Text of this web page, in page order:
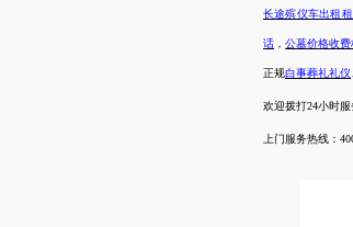
长途殡仪车出租
话 ，公墓价格收
正规白事葬礼礼仪
欢迎拨打24小时
上门服务热线：